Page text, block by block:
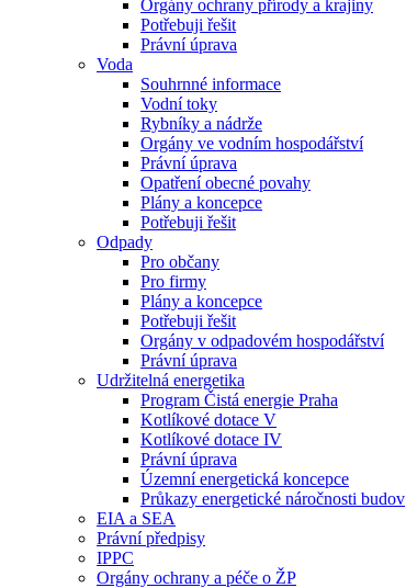
Orgány ochrany přírody a krajiny
Potřebuji řešit
Právní úprava
Voda
Souhrnné informace
Vodní toky
Rybníky a nádrže
Orgány ve vodním hospodářství
Právní úprava
Opatření obecné povahy
Plány a koncepce
Potřebuji řešit
Odpady
Pro občany
Pro firmy
Plány a koncepce
Potřebuji řešit
Orgány v odpadovém hospodářství
Právní úprava
Udržitelná energetika
Program Čistá energie Praha
Kotlíkové dotace V
Kotlíkové dotace IV
Právní úprava
Územní energetická koncepce
Průkazy energetické náročnosti budov
EIA a SEA
Právní předpisy
IPPC
Orgány ochrany a péče o ŽP